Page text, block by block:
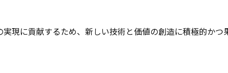
現に貢献するため、新しい技術と価値の創造に積極的かつ